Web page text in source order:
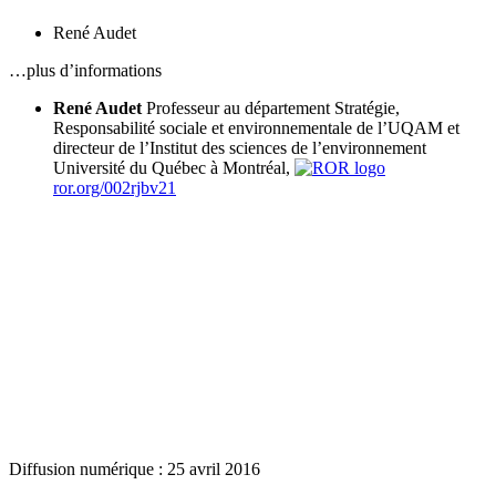
René Audet
…plus d’informations
René Audet Professeur au département Stratégie,
Responsabilité sociale et environnementale de l’UQAM et
directeur de l’Institut des sciences de l’environnement
Université du Québec à Montréal,
ror.org/002rjbv21
Diffusion numérique : 25 avril 2016